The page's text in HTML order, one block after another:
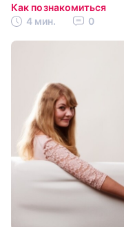
Как познакомиться
4 мин.
0